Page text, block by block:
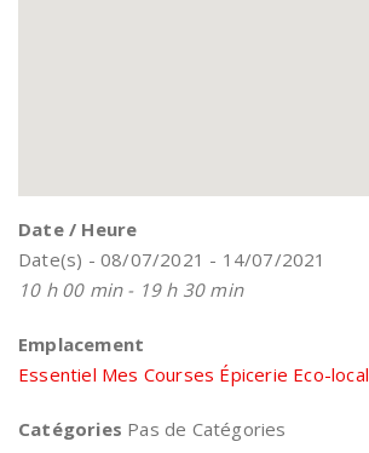
Date / Heure
Date(s) - 08/07/2021 - 14/07/2021
10 h 00 min - 19 h 30 min
Emplacement
Essentiel Mes Courses Épicerie Eco-local
Catégories Pas de Catégories